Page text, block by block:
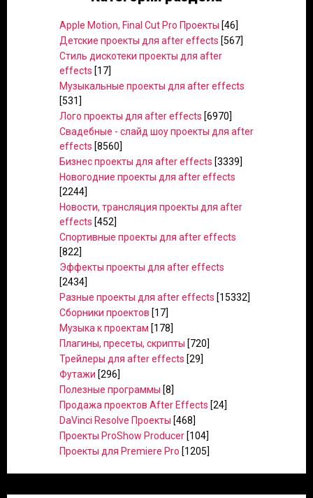
Apple Motion, Final Cut Pro Проекты [46]
Детские проекты для after effects [567]
Стиль дискотеки проекты для after
effects [17]
Музыкальные проекты для after effects
[531]
Лого проекты для after effects [6970]
Свадебные - слайд шоу проекты для after
effects [8560]
Бизнес проекты для after effects [3339]
Новогодние проекты для after effects
[2244]
Новости, трансляция проекты для after
effects [452]
Спортивные проекты для after effects
[822]
Эффекты проекты для after effects
[2434]
Разные проекты для after effects [15332]
Сборники проектов [17]
Музыка к проектам [178]
Плагины, пресеты, скрипты [720]
Трейлеры для after effects [29]
Футажи [296]
Полезные программы [8]
Продажа проектов After Effects [24]
DaVinci Resolve Проекты [468]
Проекты ProShow Producer [104]
Проекты для Premiere Pro [1205]